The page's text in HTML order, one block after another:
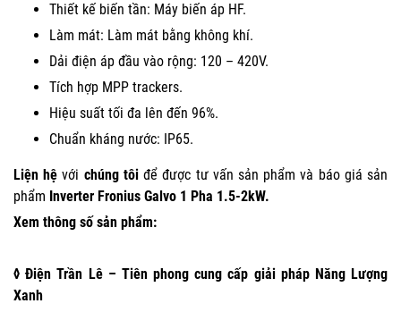
Thiết kế biến tần: Máy biến áp HF.
Làm mát: Làm mát bằng không khí.
Dải điện áp đầu vào rộng: 120 – 420V.
Tích hợp MPP trackers.
Hiệu suất tối đa lên đến 96%.
Chuẩn kháng nước: IP65.
Liện hệ với chúng tôi để được tư vấn sản phẩm và báo giá sản
phẩm Inverter Fronius Galvo 1 Pha 1.5-2kW.
Xem thông số sản phẩm:
◊ Điện Trần Lê – Tiên phong cung cấp giải pháp Năng Lượng
Xanh